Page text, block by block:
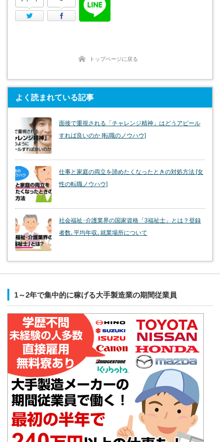
Twitter Facebook
トップページに戻る
よく読まれている記事
面接で重視される「チャレンジ精神」はどうアピール
すれば良いのか [転職のノウハウ]
仕事と家庭の両立を諦めたくなったときの対処方法 [女
性の転職ノウハウ]
社会福祉･介護業界の国家資格「3福祉士」とは？登録
者数､平均年収､就業場所について
1～2年で集中的に稼げる大手製造業の期間従業員